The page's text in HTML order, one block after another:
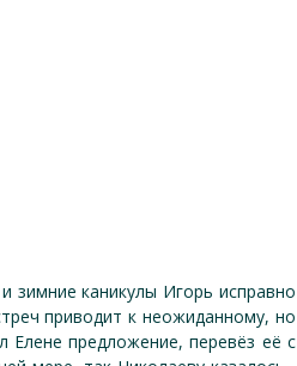
зимние каникулы Игорь исправно
приводит к неожиданному, но
Елене предложение, перевёз её с